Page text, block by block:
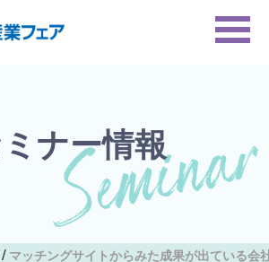
ナー情報
マッチングサイトからみた成果が出ている会